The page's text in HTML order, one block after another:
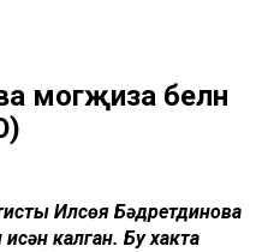
могҗиза белән
Илсөя Бәдретдинова
калган. Бу хакта